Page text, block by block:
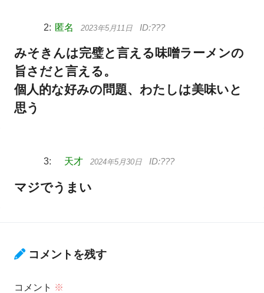
匿名 2023年5月11日
みそきんは完璧と言える味噌ラーメンの
旨さだと言える。
個人的な好みの問題、わたしは美味いと
思う
天才 2024年5月30日
マジでうまい
コメントを残す
コメント ※